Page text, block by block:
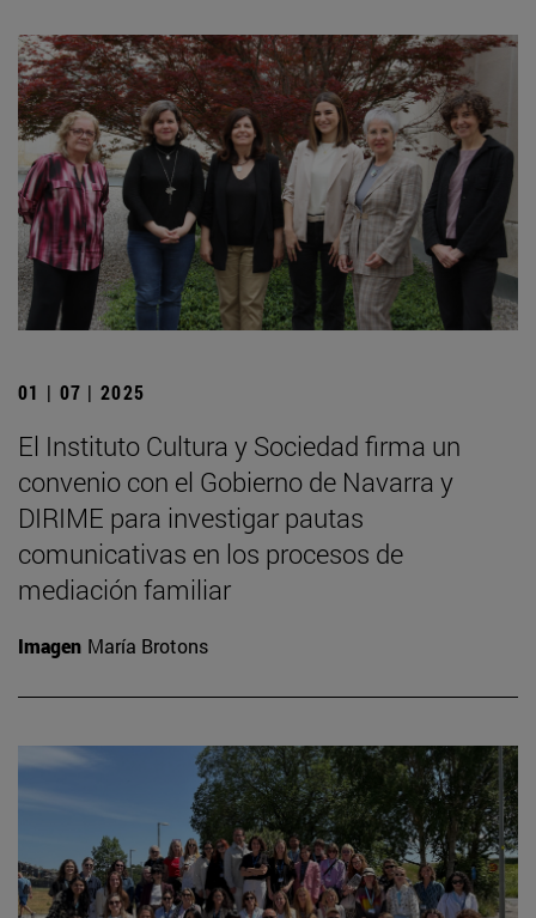
01 | 07 | 2025
El Instituto Cultura y Sociedad firma un
convenio con el Gobierno de Navarra y
DIRIME para investigar pautas
comunicativas en los procesos de
mediación familiar
Imagen María Brotons